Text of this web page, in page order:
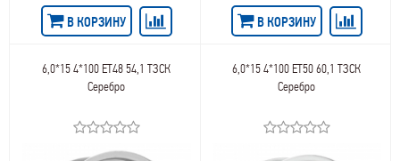
В КОРЗИНУ В КОРЗИНУ
6,0*15 4*100 ET48 54,1 ТЗСК
Серебро
6,0*15 4*100 ET50 60,1 ТЗСК
Серебро